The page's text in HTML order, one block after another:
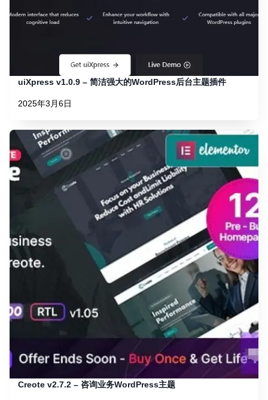
uiXpress v1.0.9 – 简洁强大的WordPress后台主题插件
2025年3月6日
Creote v2.7.2 – 咨询业务WordPress主题